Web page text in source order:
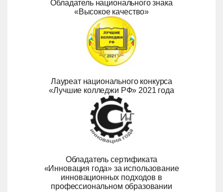
Обладатель национального знака
«Высокое качество»
Лауреат национального конкурса
«Лучшие колледжи РФ» 2021 года
Обладатель сертификата
«Инновация года» за использование
инновационных подходов в
профессиональном образовании